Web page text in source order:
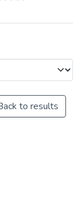
to results